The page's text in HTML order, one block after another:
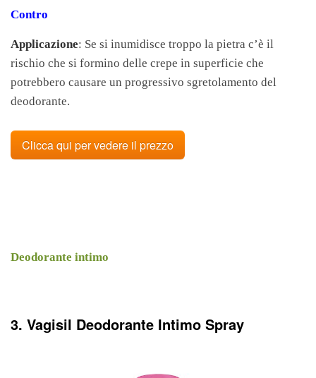
Contro
Applicazione: Se si inumidisce troppo la pietra c’è il
rischio che si formino delle crepe in superficie che
potrebbero causare un progressivo sgretolamento del
deodorante.
Clicca qui per vedere il prezzo
Deodorante intimo
3. Vagisil Deodorante Intimo Spray